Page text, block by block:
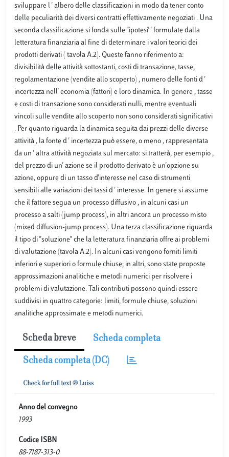
sviluppare l ' albero delle classificazioni in modo da tener conto
delle peculiarità dei diversi contratti effettivamente negoziati . Una
seconda classificazione si fonda sulle ''ipotesi' ' formulate dalla
letteratura finanziaria al fine di determinare i valori teorici dei
prodotti derivati ( tavola A.2). Queste fanno riferimento a:
divisibilità delle attività sottostanti, costi di transazione, tasse,
regolamentazione (vendite allo scoperto) , numero delle fonti d '
incertezza nell' economia (fattori) e loro dinamica. In genere , tasse
e costi di transazione sono considerati nulli, mentre eventuali
vincoli sulle vendite allo scoperto non sono considerati significativi
. Per quanto riguarda la dinamica seguita dai prezzi delle diverse
attività , la fonte d ' incertezza può essere, o meno , rappresentata
da un ' altra attività negoziata sul mercato: si tratterà, per esempio ,
del prezzo di un' azione se il prodotto derivato è un'opzione su
azione, oppure di un tasso d'interesse nel caso di strumenti
sensibili alle variazioni dei tassi d ' interesse. In genere si assume
che il fattore segua un processo diffusivo , in alcuni casi un
processo a salti (jump process), in altri ancora un processo misto
(mixed diffusion-jump process). Una terza classificazione riguarda
il tipo di ''soluzione'' che la letteratura finanziaria offre ai problemi
di valutazione (tavola A.2). In alcuni casi vengono forniti limiti
inferiori e superiori o formule chiuse; in altri, sono state proposte
approssimazioni analitiche e metodi numerici per risolvere i
problemi di valutazione. Tali contributi possono quindi essere
suddivisi in quattro categorie: limiti, formule chiuse, soluzioni
analitiche approssimate e metodi numerici.
Scheda breve Scheda completa
Scheda completa (DC)
Anno del convegno
1993
Codice ISBN
88-7187-313-0